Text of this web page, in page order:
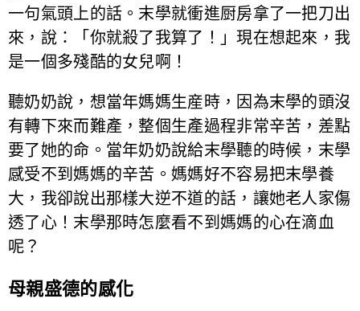
一句氣頭上的話。末學就衝進厨房拿了一把刀出
來，說：「你就殺了我算了！」現在想起來，我
是一個多殘酷的女兒啊！
聽奶奶說，想當年媽媽生産時，因為末學的頭沒
有轉下來而難產，整個生產過程非常辛苦，差點
要了她的命。當年奶奶說給末學聽的時候，末學
感受不到媽媽的辛苦。媽媽好不容易把末學養
大，我卻說出那樣大逆不道的話，讓她老人家傷
透了心！末學那時怎麼看不到媽媽的心在滴血
呢？
母親盛德的感化